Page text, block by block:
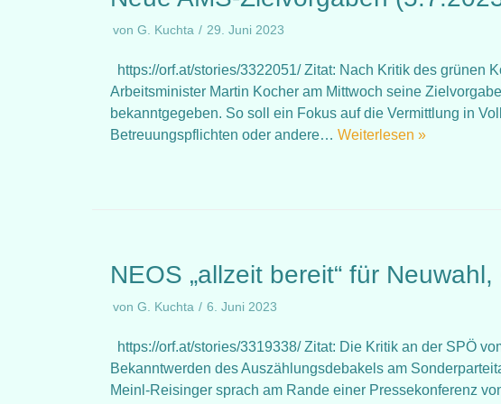
von G. Kuchta 29. Juni 2023
https://orf.at/stories/3322051/ Zitat: Nach Kritik des grünen
Arbeitsminister Martin Kocher am Mittwoch seine
bekanntgegeben. So soll ein Fokus auf die Vermittlung in
Betreuungspflichten oder andere… Weiterlesen »
NEOS „allzeit bereit“ für
von G. Kuchta 6. Juni 2023
https://orf.at/stories/3319338/ Zitat: Die Kritik an der SPÖ
Bekanntwerden des Auszählungsdebakels am
Meinl-Reisinger sprach am Rande einer Pressekonferenz